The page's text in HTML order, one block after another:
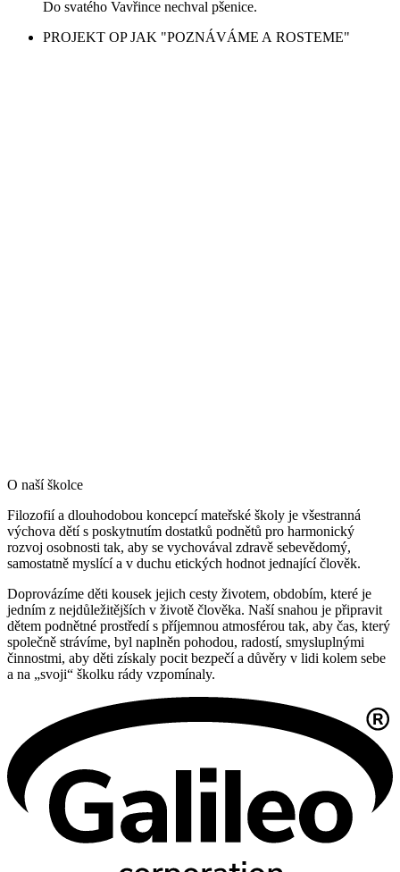
Do svatého Vavřince nechval pšenice.
PROJEKT OP JAK "POZNÁVÁME A ROSTEME"
O naší školce
Filozofií a dlouhodobou koncepcí mateřské školy je všestranná
výchova dětí s poskytnutím dostatků podnětů pro harmonický
rozvoj osobnosti tak, aby se vychovával zdravě sebevědomý,
samostatně myslící a v duchu etických hodnot jednající člověk.
Doprovázíme děti kousek jejich cesty životem, obdobím, které je
jedním z nejdůležitějších v životě člověka. Naší snahou je připravit
dětem podnětné prostředí s příjemnou atmosférou tak, aby čas, který
společně strávíme, byl naplněn pohodou, radostí, smysluplnými
činnostmi, aby děti získaly pocit bezpečí a důvěry v lidi kolem sebe
a na „svoji“ školku rády vzpomínaly.